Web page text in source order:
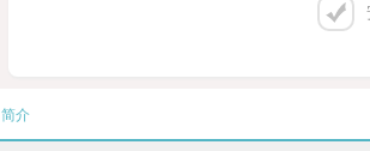
简介